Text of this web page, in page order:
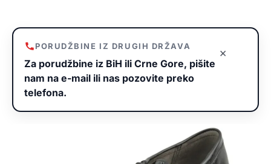
×
PORUDŽBINE IZ DRUGIH DRŽAVA
Za porudžbine iz BiH ili Crne Gore, pišite
nam na e-mail ili nas pozovite preko
telefona.